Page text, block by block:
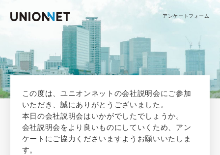
アンケートフォーム
この度は、ユニオンネットの会社説明会にご参加
いただき、誠にありがとうございました。
本日の会社説明会はいかがでしたでしょうか。
会社説明会をより良いものにしていくため、アン
ケートにご協力くださいますようお願いいたしま
す。